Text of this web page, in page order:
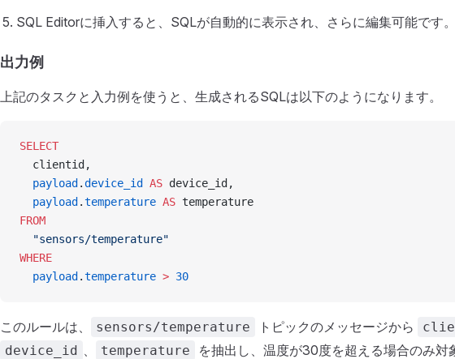
SQL Editorに挿入すると、SQLが自動的に表示され、さらに編集可能です。
出力例
上記のタスクと入力例を使うと、生成されるSQLは以下のようになります。
SELECT
  clientid,
  payload
.device_id AS device_id,
  payload
.temperature AS temperature
FROM
  "sensors/temperature"
WHERE
  payload
.temperature > 30
このルールは、 sensors/temperature トピックのメッセージから
device_id temperature を抽出し、温度が30度を超える場合のみ対